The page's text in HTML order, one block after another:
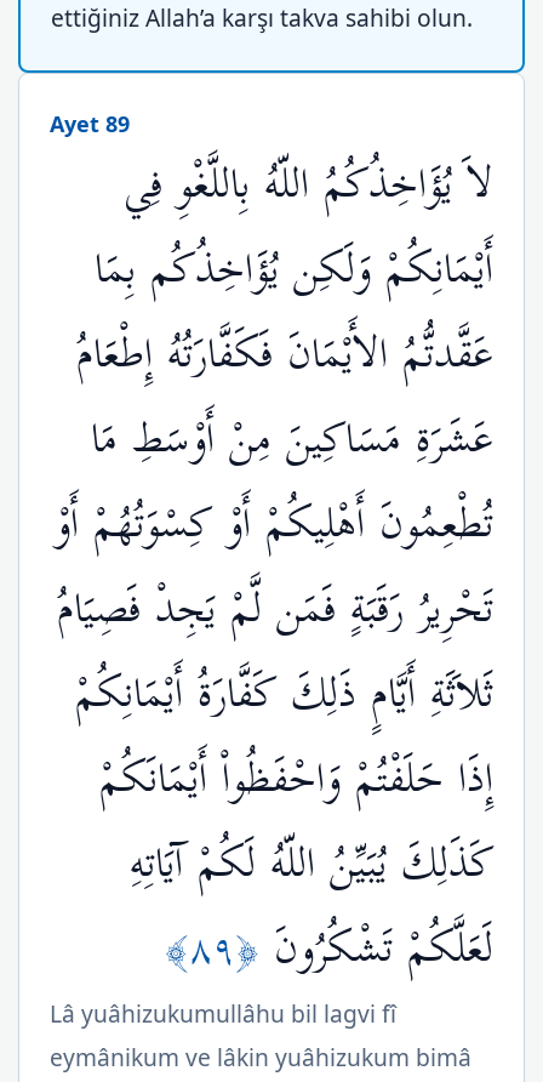
ettiğiniz Allah’a karşı takva sahibi olun.
Ayet 89
لاَ يُؤَاخِذُكُمُ اللّهُ بِاللَّغْوِ فِي
أَيْمَانِكُمْ وَلَكِن يُؤَاخِذُكُم بِمَا
عَقَّدتُّمُ الأَيْمَانَ فَكَفَّارَتُهُ إِطْعَامُ
عَشَرَةِ مَسَاكِينَ مِنْ أَوْسَطِ مَا
تُطْعِمُونَ أَهْلِيكُمْ أَوْ كِسْوَتُهُمْ أَوْ
تَحْرِيرُ رَقَبَةٍ فَمَن لَّمْ يَجِدْ فَصِيَامُ
ثَلاَثَةِ أَيَّامٍ ذَلِكَ كَفَّارَةُ أَيْمَانِكُمْ
إِذَا حَلَفْتُمْ وَاحْفَظُواْ أَيْمَانَكُمْ
كَذَلِكَ يُبَيِّنُ اللّهُ لَكُمْ آيَاتِهِ
لَعَلَّكُمْ تَشْكُرُونَ ﴿٨٩﴾
Lâ yuâhizukumullâhu bil lagvi fî
eymânikum ve lâkin yuâhizukum bimâ